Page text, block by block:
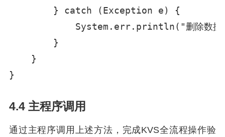
        } catch (Exception e) {
System.err.println("删除数
        }
    }
}
4.4 主程序调用
通过主程序调用上述方法，完成KVS全流程操作验